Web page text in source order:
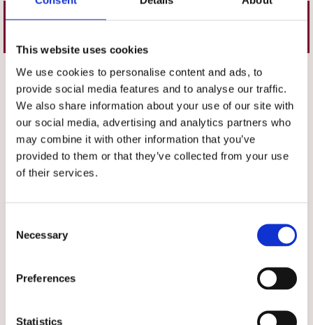
This website uses cookies
We use cookies to personalise content and ads, to
provide social media features and to analyse our traffic.
We also share information about your use of our site with
our social media, advertising and analytics partners who
may combine it with other information that you’ve
provided to them or that they’ve collected from your use
of their services.
Selection
Necessary
Preferences
Statistics
Välj storlek
529 kr
Välj storlek
Klänning Emma Vit
kvinnligt snitt i skön kvalitet